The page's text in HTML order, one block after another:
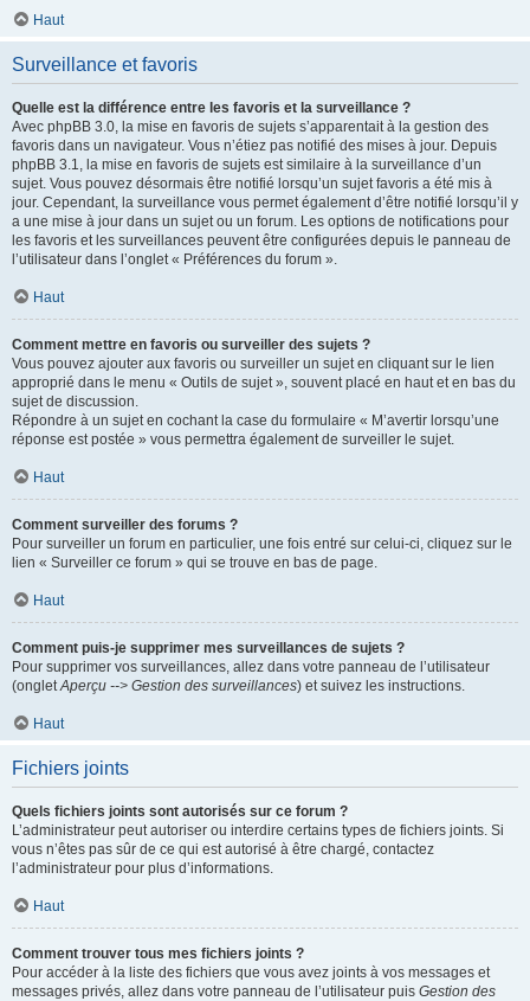
Haut
Surveillance et favoris
Quelle est la différence entre les favoris et la surveillance ?
Avec phpBB 3.0, la mise en favoris de sujets s’apparentait à la gestion des
favoris dans un navigateur. Vous n’étiez pas notifié des mises à jour. Depuis
phpBB 3.1, la mise en favoris de sujets est similaire à la surveillance d’un
sujet. Vous pouvez désormais être notifié lorsqu’un sujet favoris a été mis à
jour. Cependant, la surveillance vous permet également d’être notifié lorsqu’il y
a une mise à jour dans un sujet ou un forum. Les options de notifications pour
les favoris et les surveillances peuvent être configurées depuis le panneau de
l’utilisateur dans l’onglet « Préférences du forum ».
Haut
Comment mettre en favoris ou surveiller des sujets ?
Vous pouvez ajouter aux favoris ou surveiller un sujet en cliquant sur le lien
approprié dans le menu « Outils de sujet », souvent placé en haut et en bas du
sujet de discussion.
Répondre à un sujet en cochant la case du formulaire « M’avertir lorsqu’une
réponse est postée » vous permettra également de surveiller le sujet.
Haut
Comment surveiller des forums ?
Pour surveiller un forum en particulier, une fois entré sur celui-ci, cliquez sur le
lien « Surveiller ce forum » qui se trouve en bas de page.
Haut
Comment puis-je supprimer mes surveillances de sujets ?
Pour supprimer vos surveillances, allez dans votre panneau de l’utilisateur
(ongletAperçu --> Gestion des surveillances) et suivez les instructions.
Haut
Fichiers joints
Quels fichiers joints sont autorisés sur ce forum ?
L’administrateur peut autoriser ou interdire certains types de fichiers joints. Si
vous n’êtes pas sûr de ce qui est autorisé à être chargé, contactez
l’administrateur pour plus d’informations.
Haut
Comment trouver tous mes fichiers joints ?
Pour accéder à la liste des fichiers que vous avez joints à vos messages et
messages privés, allez dans votre panneau de l’utilisateur puis Gestion des